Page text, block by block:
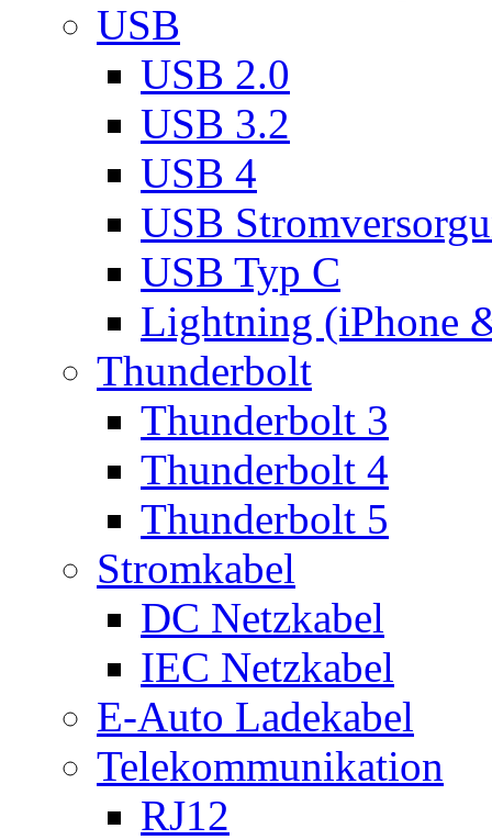
USB
USB 2.0
USB 3.2
USB 4
USB
USB Typ C
Lightning (iPhone
Thunderbolt
Thunderbolt 3
Thunderbolt 4
Thunderbolt 5
Stromkabel
DC Netzkabel
IEC Netzkabel
E-Auto Ladekabel
Telekommunikation
RJ12